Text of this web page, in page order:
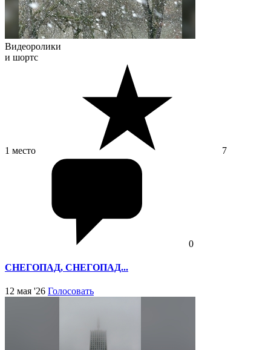
Видеоролики
и шортс
1 место 7
0
СНЕГОПАД, СНЕГОПАД...
12 мая '26 Голосовать